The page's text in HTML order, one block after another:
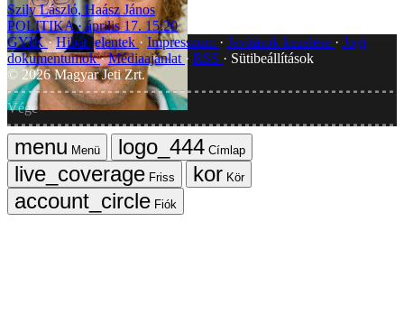
Szily László, Haász János
POLITIKA
április 17. 15:20
GYIK Hibát jelentek Impresszum Javítások kezelése
Jogi
dokumentumok Médiaajánlat RSS
Sütibeállítások
© 2026Magyar Jeti Zrt.
Vége
Menü
Címlap
Friss
Kör
Fiók